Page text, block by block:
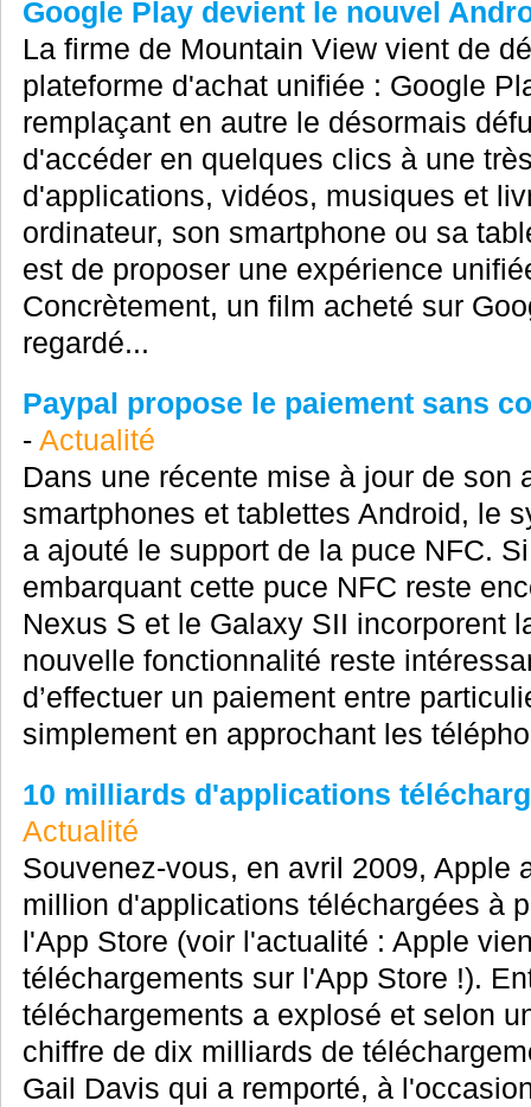
Google Play devient le nouvel
La firme de Mountain View vient de
plateforme d'achat unifiée : Google
remplaçant en autre le désormais
d'accéder en quelques clics à une
d'applications, vidéos, musiques et
ordinateur, son smartphone ou sa
est de proposer une expérience
Concrètement, un film acheté sur
regardé...
Paypal propose le paiement sans
- Actualité
Dans une récente mise à jour de son
smartphones et tablettes Android, le
a ajouté le support de la puce NFC.
embarquant cette puce NFC reste
Nexus S et le Galaxy SII incorporent
nouvelle fonctionnalité reste
d’effectuer un paiement entre
simplement en approchant les
10 milliards d'applications
Actualité
Souvenez-vous, en avril 2009, Apple
million d'applications téléchargées à
l'App Store (voir l'actualité : Apple
téléchargements sur l'App Store !).
téléchargements a explosé et selon
chiffre de dix milliards de
Gail Davis qui a remporté, à